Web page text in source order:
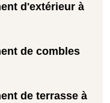
d'extérieur à
de combles
de terrasse à